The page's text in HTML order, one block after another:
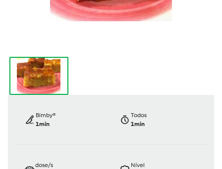
Bimby®
1min
Todos
1min
dose/s
Nível